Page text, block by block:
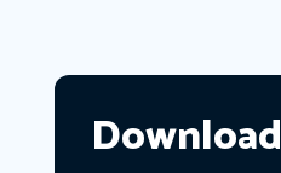
Download